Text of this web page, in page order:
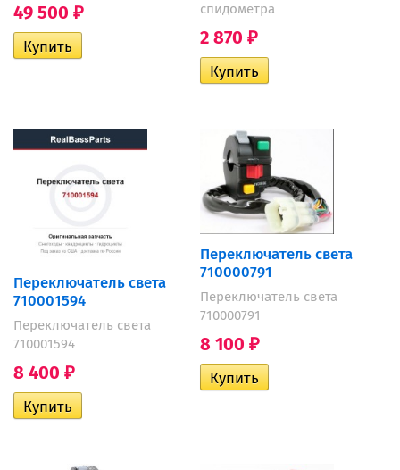
49 500 ₽
спидометра
2 870 ₽
Переключатель света
710001594
Переключатель света
710001594
8 400 ₽
Переключатель света
710000791
Переключатель света
710000791
8 100 ₽